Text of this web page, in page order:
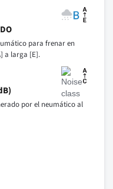
para frenar en
a larga [E].
por el neumático al